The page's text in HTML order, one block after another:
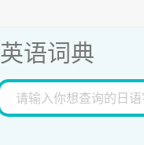
英语词典